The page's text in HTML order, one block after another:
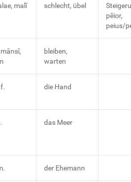
malī schlecht, übel
pēior,
peius/
bleiben,
warten
die Hand
das Meer
der Ehemann